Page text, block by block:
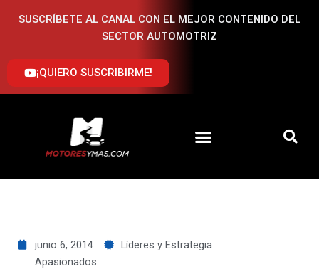
SUSCRÍBETE AL CANAL CON EL MEJOR CONTENIDO DEL
SECTOR AUTOMOTRIZ
¡QUIERO SUSCRIBIRME!
junio 6, 2014
Líderes y Estrategia
Apasionados